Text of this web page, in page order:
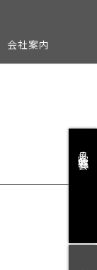
会社案内